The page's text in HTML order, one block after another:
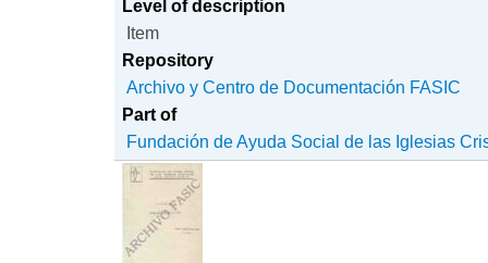
Level of description
Item
Repository
Archivo y Centro de Documentación FASIC
Part of
Fundación de Ayuda Social de las Iglesias